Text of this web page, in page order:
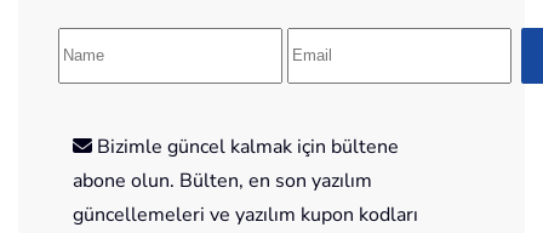
Bizimle güncel kalmak için bültene
abone olun. Bülten, en son yazılım
güncellemeleri ve yazılım kupon kodları